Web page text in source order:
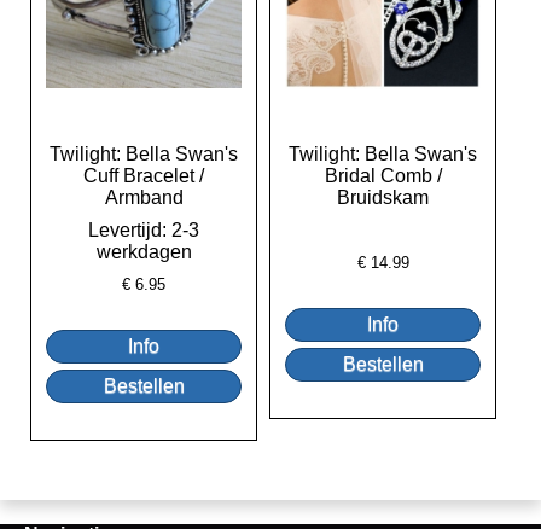
Twilight: Bella Swan's
Cuff Bracelet /
Armband
Levertijd: 2-3
werkdagen
€6.95
Twilight: Bella Swan's
Bridal Comb /
Bruidskam
€ 14.99